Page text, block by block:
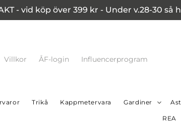
- vid köp över 399 kr - Under v.28-30
Villkor ÅF-login Influencerprogram
Trikå Kappmetervara Gardiner
REA